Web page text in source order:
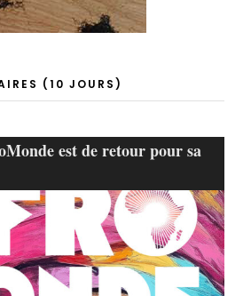
(10 JOURS)
est de retour pour sa